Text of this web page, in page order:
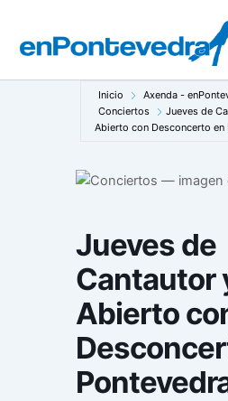
contenido
Inicio
Axenda -
Conciertos
Jueves de
Abierto con Desconcerto en
Jueves de
Cantautor
Abierto